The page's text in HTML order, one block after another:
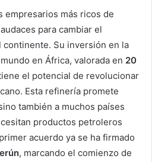
empresarios más ricos de
para cambiar el
continente. Su inversión en la
en África, valorada en 20
el potencial de revolucionar
Esta refinería promete
también a muchos países
productos petroleros
acuerdo ya se ha firmado
, marcando el comienzo de